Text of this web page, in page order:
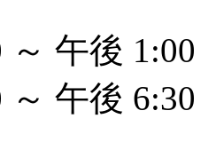
～ 午後 1:00
～ 午後 6:30